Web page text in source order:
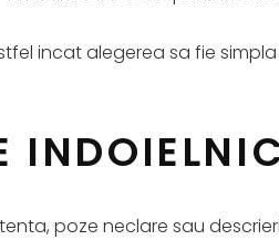
incat alegerea sa fie
poze neclare sau